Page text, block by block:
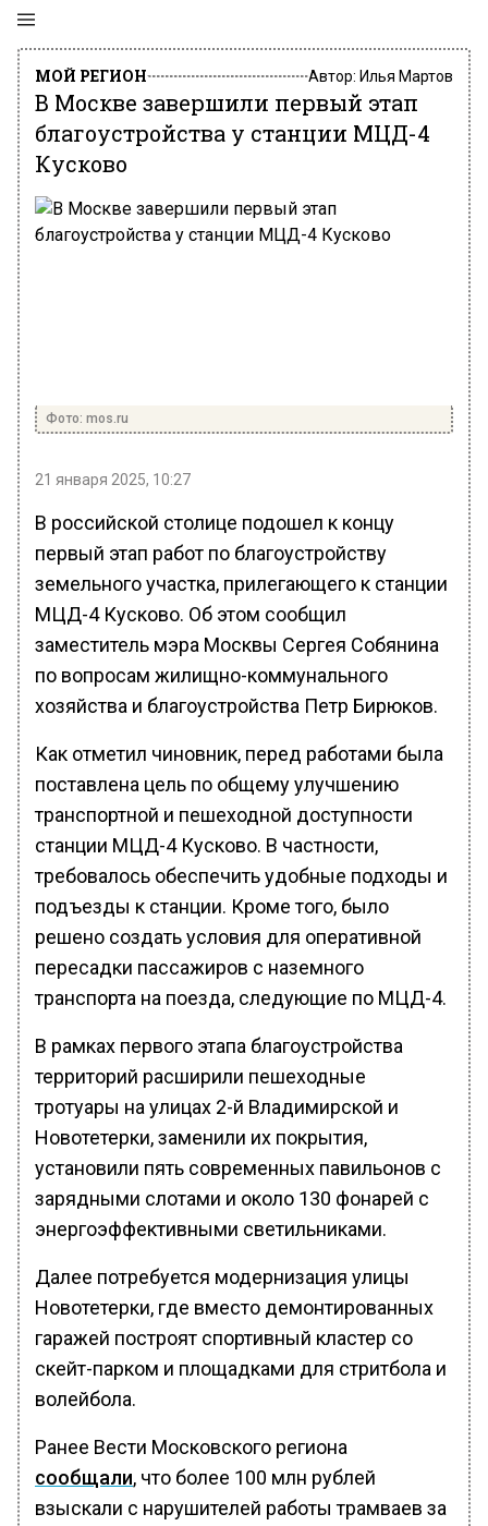
МОЙ РЕГИОН Автор: Илья Мартов
В Москве завершили первый этап
благоустройства у станции МЦД-4
Кусково
Фото: mos.ru
21 января 2025, 10:27
В российской столице подошел к концу
первый этап работ по благоустройству
земельного участка, прилегающего к станции
МЦД-4 Кусково. Об этом сообщил
заместитель мэра Москвы Сергея Собянина
по вопросам жилищно-коммунального
хозяйства и благоустройства Петр Бирюков.
Как отметил чиновник, перед работами была
поставлена цель по общему улучшению
транспортной и пешеходной доступности
станции МЦД-4 Кусково. В частности,
требовалось обеспечить удобные подходы и
подъезды к станции. Кроме того, было
решено создать условия для оперативной
пересадки пассажиров с наземного
транспорта на поезда, следующие по МЦД-4.
В рамках первого этапа благоустройства
территорий расширили пешеходные
тротуары на улицах 2-й Владимирской и
Новотетерки, заменили их покрытия,
установили пять современных павильонов с
зарядными слотами и около 130 фонарей с
энергоэффективными светильниками.
Далее потребуется модернизация улицы
Новотетерки, где вместо демонтированных
гаражей построят спортивный кластер со
скейт-парком и площадками для стритбола и
волейбола.
Ранее Вести Московского региона
сообщали, что более 100 млн рублей
взыскали с нарушителей работы трамваев за